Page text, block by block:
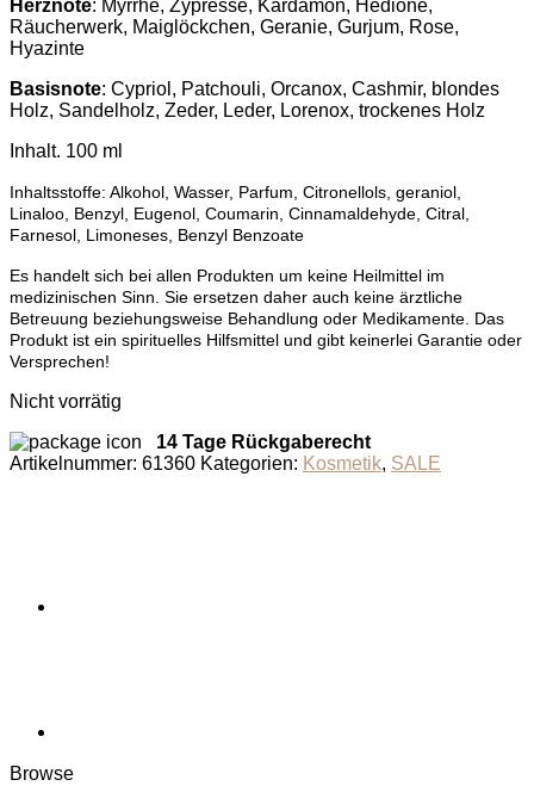
Herznote: Myrrhe, Zypresse, Kardamon, Hedione,
Räucherwerk, Maiglöckchen, Geranie, Gurjum, Rose,
Hyazinte
Basisnote: Cypriol, Patchouli, Orcanox, Cashmir, blondes
Holz, Sandelholz, Zeder, Leder, Lorenox, trockenes Holz
Inhalt. 100 ml
Inhaltsstoffe: Alkohol, Wasser, Parfum, Citronellols, geraniol,
Linaloo, Benzyl, Eugenol, Coumarin, Cinnamaldehyde, Citral,
Farnesol, Limoneses, Benzyl Benzoate
Es handelt sich bei allen Produkten um keine Heilmittel im
medizinischen Sinn. Sie ersetzen daher auch keine ärztliche
Betreuung beziehungsweise Behandlung oder Medikamente. Das
Produkt ist ein spirituelles Hilfsmittel und gibt keinerlei Garantie oder
Versprechen!
Nicht vorrätig
14 Tage Rückgaberecht
Artikelnummer: 61360 Kategorien: Kosmetik, SALE
Browse